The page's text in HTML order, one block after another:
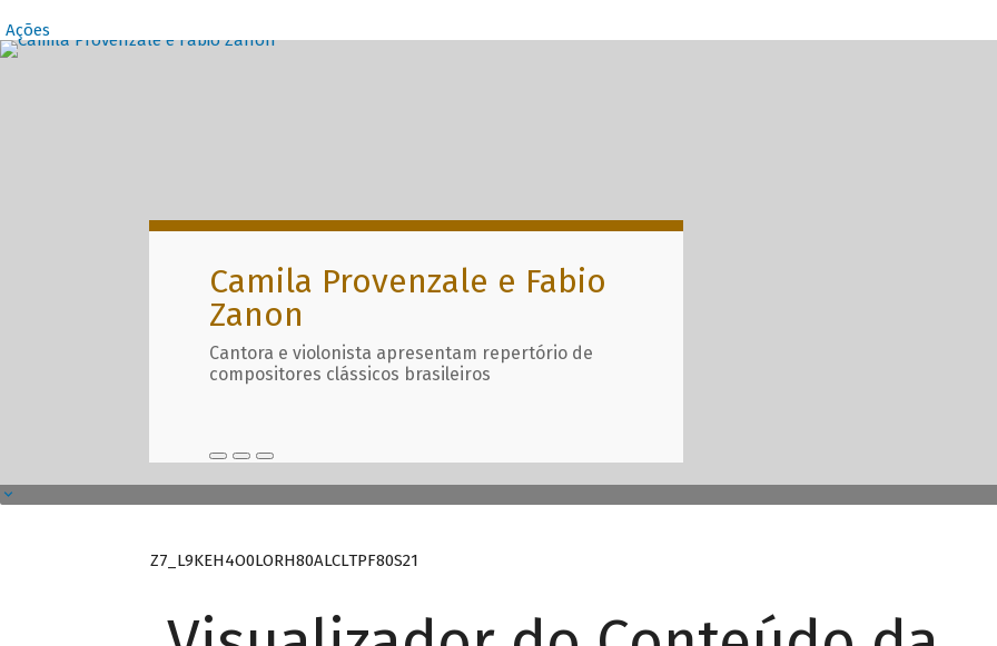
Ações
Destaques Principais com
Camila Provenzale e Fabio
Zanon
Cantora e violonista apresentam repertório de
compositores clássicos brasileiros
Z7_L9KEH4O0LORH80ALCLTPF80S21